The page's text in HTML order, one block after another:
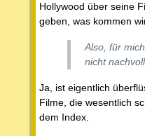
Hollywood über seine
geben, was kommen
Also, für
nicht
Ja, ist eigentlich
Filme, die wesentlich
dem Index.